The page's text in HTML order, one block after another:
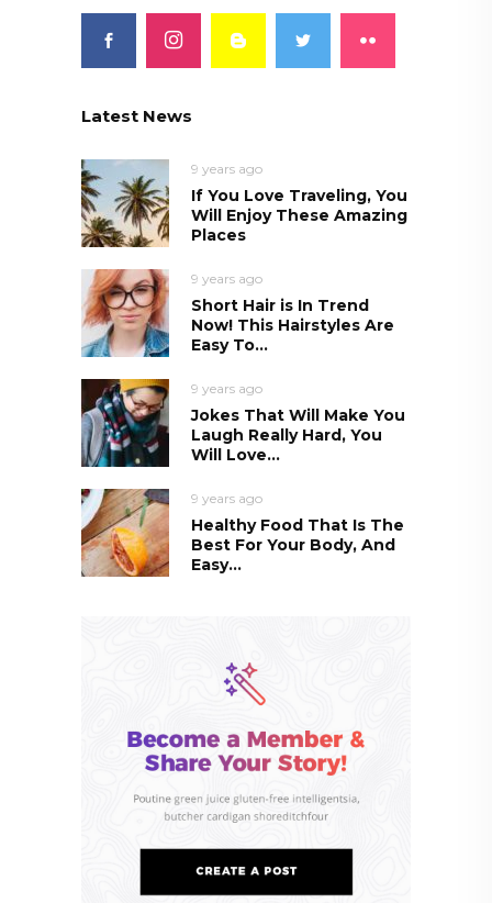
Latest News
9 years ago
If You Love Traveling, You
Will Enjoy These Amazing
Places
9 years ago
Short Hair is In Trend
Now! This Hairstyles Are
Easy To...
9 years ago
Jokes That Will Make You
Laugh Really Hard, You
Will Love...
9 years ago
Healthy Food That Is The
Best For Your Body, And
Easy...